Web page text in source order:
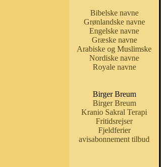
Bibelske navne
Grønlandske navne
Engelske navne
Græske navne
Arabiske og Muslimske
Nordiske navne
Royale navne
Birger Breum
Birger Breum
Kranio Sakral Terapi
Fritidsrejser
Fjeldferier
avisabonnement tilbud